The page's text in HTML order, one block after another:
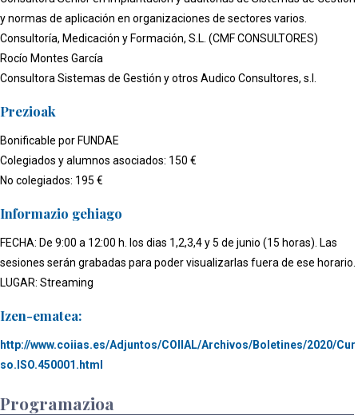
y normas de aplicación en organizaciones de sectores varios.
Consultoría, Medicación y Formación, S.L. (CMF CONSULTORES)
Rocío Montes García
Consultora Sistemas de Gestión y otros Audico Consultores, s.l.
Prezioak
Bonificable por FUNDAE
Colegiados y alumnos asociados: 150 €
No colegiados: 195 €
Informazio gehiago
FECHA: De 9:00 a 12:00 h. los dias 1,2,3,4 y 5 de junio (15 horas). Las
sesiones serán grabadas para poder visualizarlas fuera de ese horario.
LUGAR: Streaming
Izen-ematea:
http://www.coiias.es/Adjuntos/COIIAL/Archivos/Boletines/2020/Cur
so.ISO.450001.html
Programazioa